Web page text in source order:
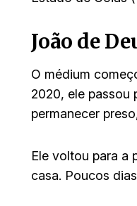
João de
O médium
2020, ele passou
permanecer
Ele voltou para a
casa. Poucos